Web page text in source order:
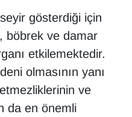
gösterdiği için
böbrek ve damar
etkilemektedir.
olmasının yanı
ve
da en önemli